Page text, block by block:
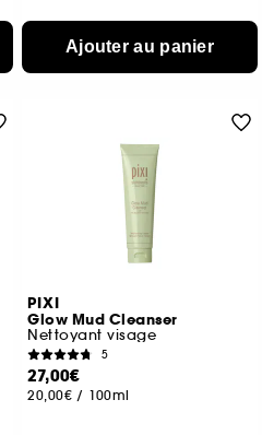
Ajouter au panier
PIXI
Glow Mud Cleanser
Nettoyant visage
5
27,00€
20,00€ / 100ml